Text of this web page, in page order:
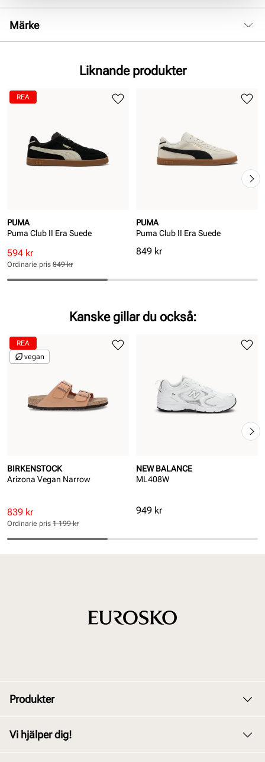
Foder:
Sula:Gummi
Märke
Liknande produkter
PUMA
Puma Club II Era Suede
Rabatterat
pris
Pris
594 kr
Ordinarie
pris
Pris
Ordinarie pris 849 kr
REA
PUMA
Puma Club II Era Suede
Pris
849 kr
Kanske gillar du också:
BIRKENSTOCK
Arizona Vegan Narrow
Rabatterat
pris
Pris
839 kr
Ordinarie
pris
Pris
Ordinarie pris 1 199 kr
REA
vegan
NEW BALANCE
ML408W
Pris
949 kr
Produkter
Vi hjälper dig!